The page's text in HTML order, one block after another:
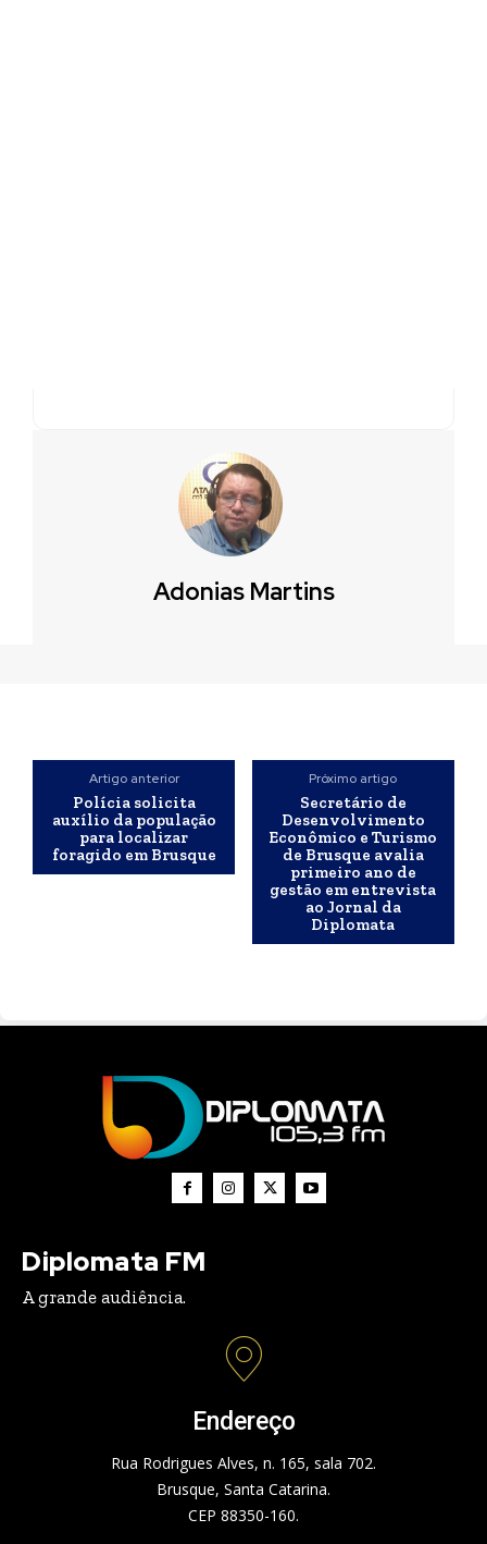
Adonias Martins
Artigo anterior
Polícia solicita
auxílio da população
para localizar
foragido em Brusque
Próximo artigo
Secretário de
Desenvolvimento
Econômico e Turismo
de Brusque avalia
primeiro ano de
gestão em entrevista
ao Jornal da
Diplomata
Diplomata FM
A grande audiência.
Endereço
Rua Rodrigues Alves, n. 165, sala 702.
Brusque, Santa Catarina.
CEP 88350-160.